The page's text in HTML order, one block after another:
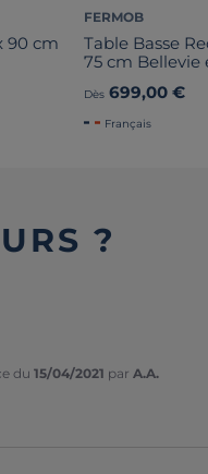
90 cm
FERMOB
Table Basse
75 cm
Dès 699,00 €
Français
?
du 15/04/2021 par A.A.